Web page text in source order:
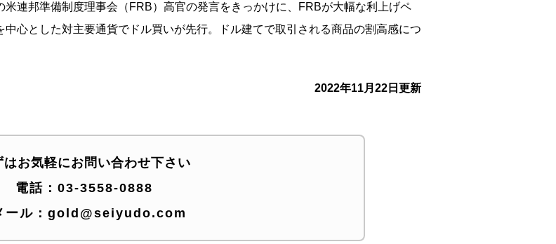
連邦準備制度理事会（FRB）高官の発言をきっかけに、FRBが大幅な利上げペ
心とした対主要通貨でドル買いが先行。ドル建てで取引される商品の割高感につ
2022年11月22日更新
はお気軽にお問い合わせ下さい
電話： 03-3558-0888
ール： gold@seiyudo.com